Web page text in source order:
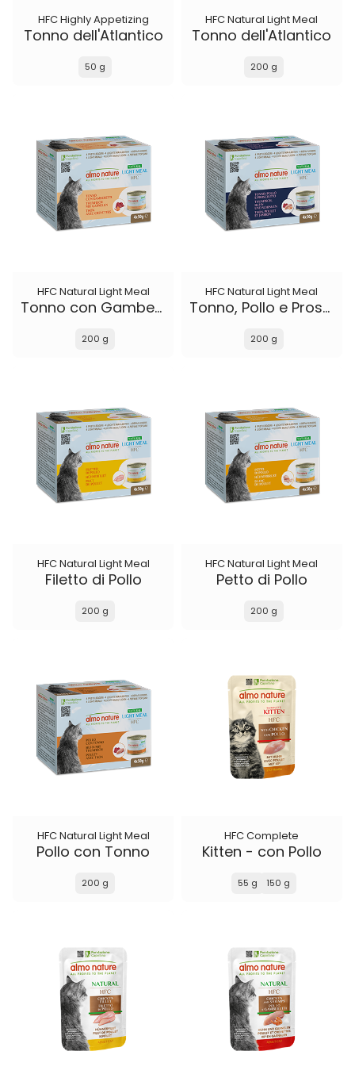
HFC Highly Appetizing
Tonno dell'Atlantico
50 g
HFC Natural Light Meal
Tonno dell'Atlantico
200 g
HFC Natural Light Meal
Tonno con Gamberetti
200 g
HFC Natural Light Meal
Tonno, Pollo e Prosciutto
200 g
HFC Natural Light Meal
Filetto di Pollo
200 g
HFC Natural Light Meal
Petto di Pollo
200 g
HFC Natural Light Meal
Pollo con Tonno
200 g
HFC Complete
Kitten - con Pollo
55 g 150 g